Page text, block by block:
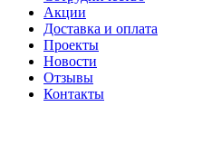
Акции
Доставка и оплата
Проекты
Новости
Отзывы
Контакты